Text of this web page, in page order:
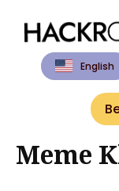
English
Search
Meme